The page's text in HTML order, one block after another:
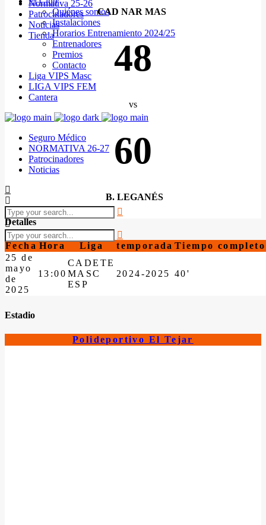
Quiénes somos
Instalaciones
Horarios Entrenamiento 2024/25
Entrenadores
Premios
Contacto
Liga VIPS Masc
LIGA VIPS FEM
Cantera
Seguro Médico
NORMATIVA 26-27
Patrocinadores
Noticias
Normativa 25-26
Patrocinadores
Noticias
Tienda
CAD NAR MAS
48
vs
60
B. LEGANÉS
Detalles
Fecha Hora Liga temporada Tiempo completo
25 de
mayo
de
2025
13:00
CADETE
MASC
ESP
2024-2025 40'
Estadio
Polideportivo El Tejar